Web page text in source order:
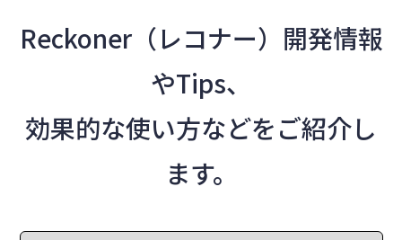
Reckoner（レコナー）開発情報
やTips、
効果的な使い方などをご紹介し
ます。